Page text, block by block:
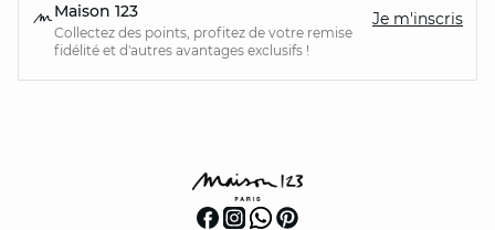
Maison 123
Collectez des points, profitez de votre remise
fidélité et d'autres avantages exclusifs !
Je m'inscris